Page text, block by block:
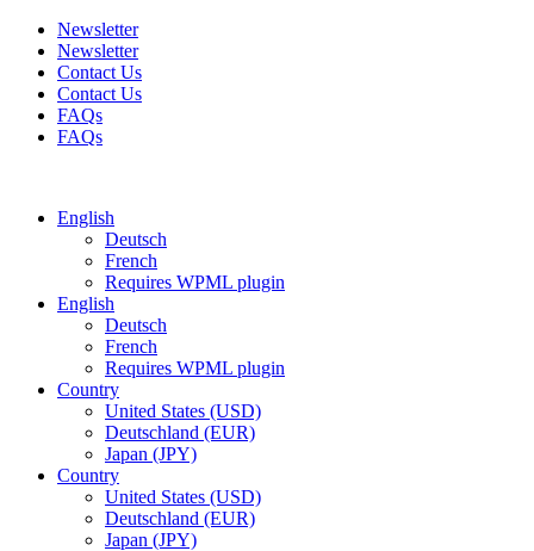
Newsletter
Newsletter
Contact Us
Contact Us
FAQs
FAQs
English
Deutsch
French
Requires WPML plugin
English
Deutsch
French
Requires WPML plugin
Country
United States (USD)
Deutschland (EUR)
Japan (JPY)
Country
United States (USD)
Deutschland (EUR)
Japan (JPY)